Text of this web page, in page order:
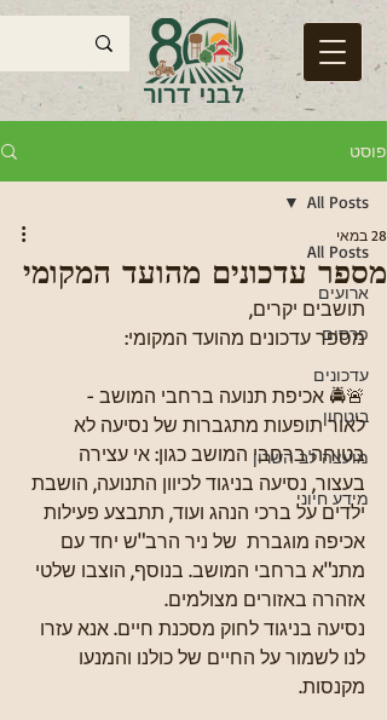
פוסט
All Posts
ארועים
פרסום
עדכונים
ביטחון
מועצה לב השרון
מידע חיוני
All Posts
מספר עדכונים מהועד המקומי
28 במאי
תושבים יקרים,
מספר עדכונים מהועד המקומי:
🚨🚔 אכיפת תנועה ברחבי המושב -
לאור תופעות מתגברות של נסיעה לא
בטוחה ברחבי המושב כגון: אי עצירה
בעצור, נסיעה בניגוד לכיוון התנועה, הושבת
ילדים על ברכי הנהג ועוד, תתבצע פעילות
אכיפה מוגברת  של ניר הרב"ש יחד עם
מתנ"א ברחבי המושב. בנוסף, הוצבו שלטי
אזהרה באזורים מצולמים.
נסיעה בניגוד לחוק מסכנת חיים. אנא עזרו
לנו לשמור על החיים של כולנו והמנעו
מקנסות.